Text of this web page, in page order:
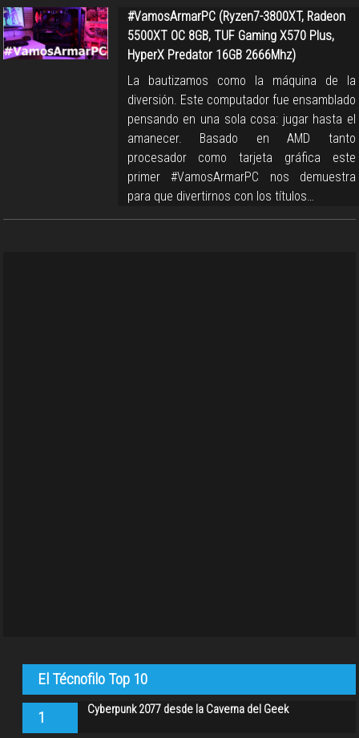
#VamosArmarPC (Ryzen7-3800XT, Radeon
5500XT OC 8GB, TUF Gaming X570 Plus,
HyperX Predator 16GB 2666Mhz)
La bautizamos como la máquina de la
diversión. Este computador fue ensamblado
pensando en una sola cosa: jugar hasta el
amanecer. Basado en AMD tanto
procesador como tarjeta gráfica este
primer #VamosArmarPC nos demuestra
para que divertirnos con los títulos…
El Técnofilo Top 10
1 Cyberpunk 2077 desde la Caverna del Geek